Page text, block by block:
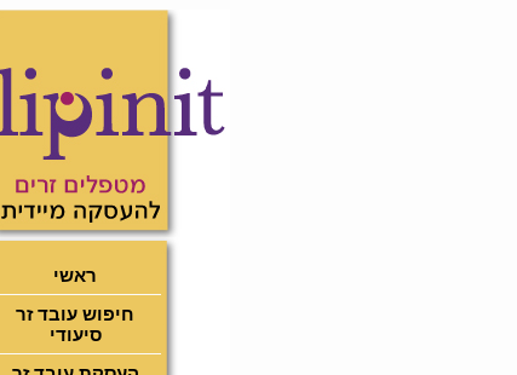
ראשי
חיפוש עובד זר
סיעודי